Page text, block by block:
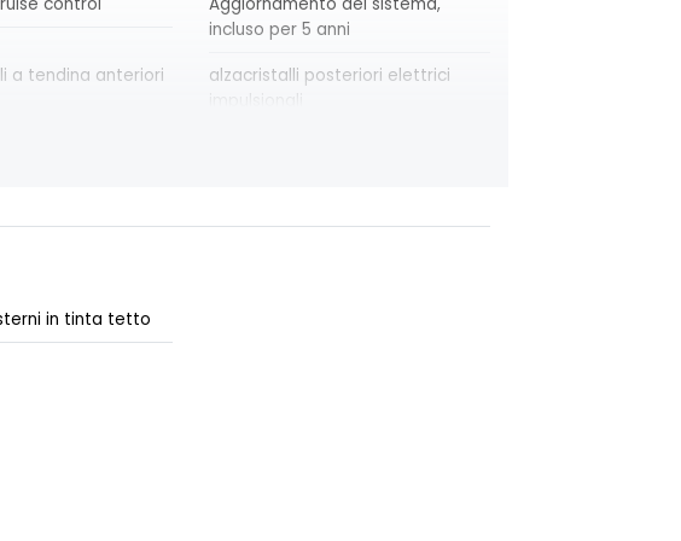
incluso per 5 anni
a tendina anteriori
alzacristalli posteriori elettrici
in tinta tetto